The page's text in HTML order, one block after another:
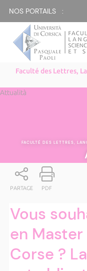
NOS PORTAILS :
Faculté des Lettres,
Attualità
FACULTÉ DES LETTRES,
PARTAGE PDF
Vous
en Master
Corse ?